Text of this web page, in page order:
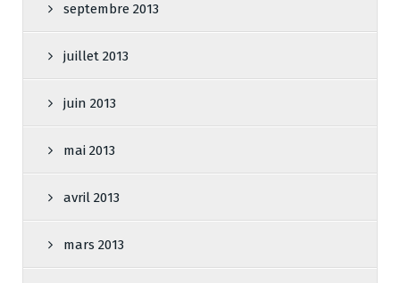
septembre 2013
juillet 2013
juin 2013
mai 2013
avril 2013
mars 2013